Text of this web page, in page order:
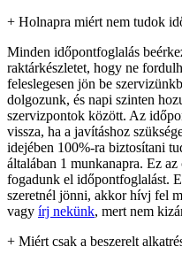
+ Holnapra miért nem tudok
Minden időpontfoglalás
raktárkészletet, hogy ne
feleslegesen jön be
dolgozunk, és napi szinten
szervizpontok között. Az
vissza, ha a javításhoz
idejében 100%-ra biztosítani
általában 1 munkanapra. Ez
fogadunk el időpontfoglalást.
szeretnél jönni, akkor hívj fel
vagy írj nekünk, mert nem
+ Miért csak a beszerelt